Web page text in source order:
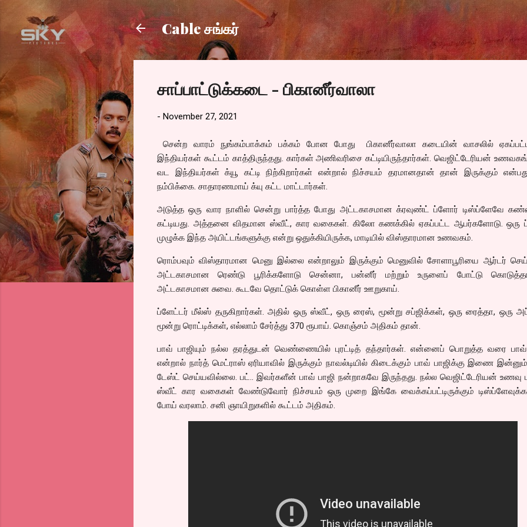
Skip to main content
Cable சங்கர்
சாப்பாட்டுக்கடை - பிகானீர்வாலா
- November 27, 2021
சென்ற வாரம் நுங்கம்பாக்கம் பக்கம் போன போது பிகானீர்வாலா கடையின் வாசலில்
இந்தியர்கள் கூட்டம் காத்திருந்தது. கார்கள் அணிவரிசை கட்டியிருந்தார்கள். வெஜிட்டேரியன்
வட இந்தியர்கள் க்யூ கட்டி நிற்கிறார்கள் என்றால் நிச்சயம் தரமானதான் தான் இருக்கும்
நம்பிக்கை. சாதாரணமாய் க்யு கட்ட மாட்டார்கள்.
அடுத்த ஒரு வார நாளில் சென்று பார்த்த போது அட்டகாசமான க்ரவுண்ட் ப்ளோர் டிஸ்ப்ளேவே
கட்டியது. அத்தனை விதமான ஸ்வீட், கார வகைகள். கிலோ கணக்கில் ஏகப்பட்ட ஆபர்களோடு. ஒரு
முழுக்க இந்த அயிட்டங்களுக்கு என்று ஒதுக்கியிருக்க, மாடியில் விஸ்தாரமான உணவகம்.
ரொம்பவும் விஸ்தாரமான மெனு இல்லை என்றாலும் இருக்கும் மெனுவில் சோளாபூரியை ஆர்டர்
அட்டகாசமான ரெண்டு பூரிக்களோடு சென்னா, பன்னீர் மற்றும் உருளைப் போட்டு
அட்டகாசமான சுவை. கூடவே தொட்டுக் கொள்ள பிகானீர் ஊறுகாய்.
ப்ளேட்டர் மீல்ஸ் தருகிறார்கள். அதில் ஒரு ஸ்வீட், ஒரு ரைஸ், மூன்று சப்ஜிக்கள், ஒரு ரைத்தா, ஒரு
மூன்று ரொட்டிக்கள், எல்லாம் சேர்த்து 370 ரூபாய். கொஞ்சம் அதிகம் தான்.
பாவ் பாஜியும் நல்ல தரத்துடன் வெண்ணையில் புரட்டித் தந்தார்கள். என்னைப் பொறுத்த வரை பாவ்
என்றால் நார்த் மெட்ராஸ் ஏரியாவில் இருக்கும் நாவல்டியில் கிடைக்கும் பாவ் பாஜிக்கு இணை
டேஸ்ட் செய்யவில்லை. பட்.. இவர்களீன் பாவ் பாஜி நன்றாகவே இருந்தது. நல்ல வெஜிட்டேரியன் உணவு
ஸ்வீட் கார வகைகள் வேண்டுவோர் நிச்சயம் ஒரு முறை இங்கே வைக்கப்பட்டிருக்கும்
போய் வரலாம். சனி ஞாயிறுகளில் கூட்டம் அதிகம்.